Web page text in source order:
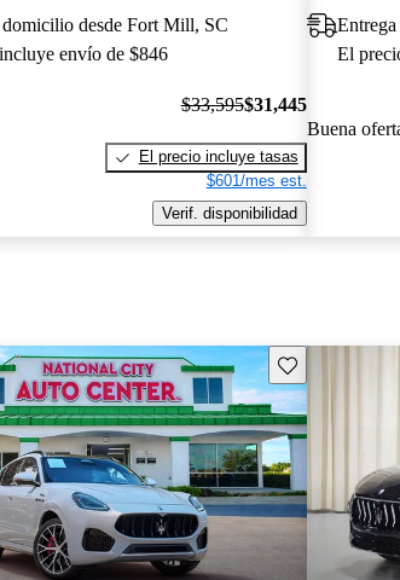
domicilio desde Fort Mill, SC
envío de $846
$33,595$31,445
El precio incluye tasas
$601/mes est.
Verif. disponibilidad
El
Buena
Guarda este Aviso